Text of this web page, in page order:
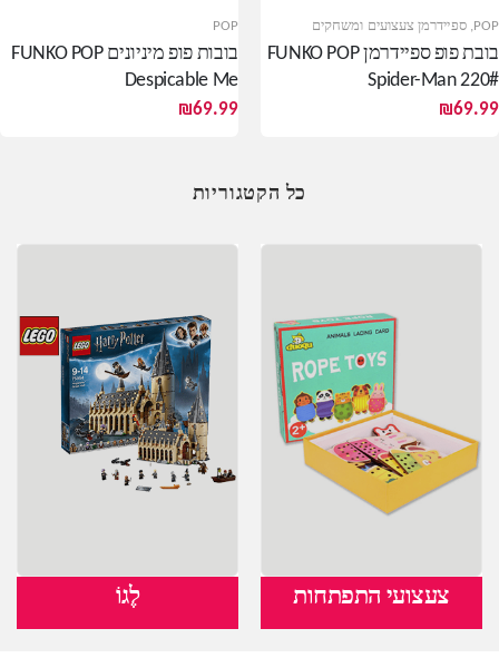
POP
,ספיידרמן צעצועים ומשחקים
בובת פופ ספיידרמן FUNKO POP
Spider-Man 220#
₪69.99
POP
בובות פופ מיניונים FUNKO POP
Despicable Me
₪69.99
כל הקטגוריות
צעצועי התפתחות לֶגוֹ